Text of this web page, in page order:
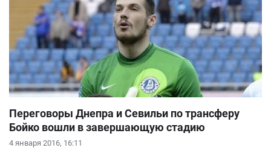
4 января 2016, 16:11
Переговоры Днепра и Севильи по трансферу
Бойко вошли в завершающую стадию